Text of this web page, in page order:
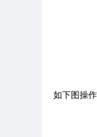
如下图操